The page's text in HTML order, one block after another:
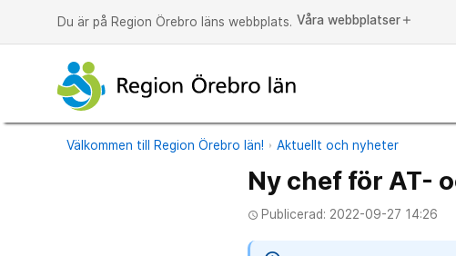
Du är på Region Örebro läns webbplats. Våra webbplatser add
Välkommen till Region Örebro län! Aktuellt och nyheter
Ny chef för AT-
access_time Publicerad: 2022-09-27 14:26